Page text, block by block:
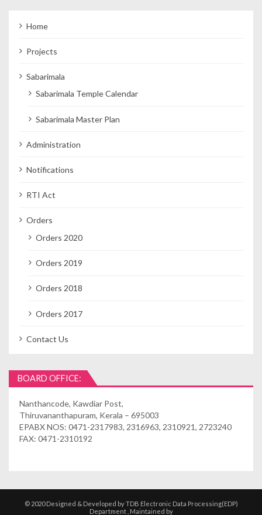
Home
Projects
Sabarimala
Sabarimala Temple Calendar
Sabarimala Master Plan
Administration
Notifications
RTI Act
Orders
Orders 2020
Orders 2019
Orders 2018
Orders 2017
Contact Us
BOARD OFFICE:
Nanthancode, Kawdiar Post,
Thiruvananthapuram, Kerala – 695003
EPABX NOS: 0471-2317983, 2316963, 2310921, 2723240
FAX: 0471-2310192
© 2020 Designed & Developed by TDB Electronic Data Processing(EDP)
Department , Maintained by